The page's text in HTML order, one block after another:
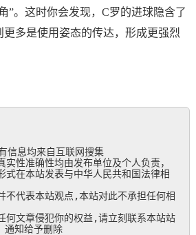
”。这时你会发现，C罗的进球隐含了
多是使用姿态的传达，形成更强烈
来自互联网搜集
性准确性均由发布单位及个人负责，
式在本站发表与中华人民共和国法律相
不代表本站观点,本站对此不承担任何相
何文章侵犯你的权益,请立刻联系本站站
知给予删除